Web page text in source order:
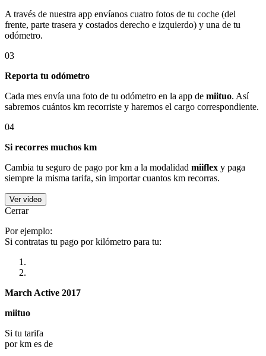
A través de nuestra app envíanos cuatro fotos de tu coche (del
frente, parte trasera y costados derecho e izquierdo) y una de tu
odómetro.
03
Reporta tu odómetro
Cada mes envía una foto de tu odómetro en la app de miituo. Así
sabremos cuántos km recorriste y haremos el cargo correspondiente.
04
Si recorres muchos km
Cambia tu seguro de pago por km a la modalidad miiflex y paga
siempre la misma tarifa, sin importar cuantos km recorras.
Ver video
Cerrar
Por ejemplo:
Si contratas tu pago por kilómetro para tu:
March Active 2017
miituo
Si tu tarifa
por km es de